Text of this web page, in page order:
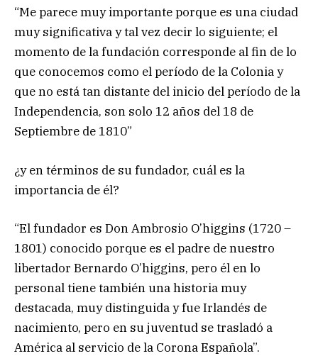
“Me parece muy importante porque es una ciudad
muy significativa y tal vez decir lo siguiente; el
momento de la fundación corresponde al fin de lo
que conocemos como el período de la Colonia y
que no está tan distante del inicio del período de la
Independencia, son solo 12 años del 18 de
Septiembre de 1810”
¿y en términos de su fundador, cuál es la
importancia de él?
“El fundador es Don Ambrosio O’higgins (1720 –
1801) conocido porque es el padre de nuestro
libertador Bernardo O’higgins, pero él en lo
personal tiene también una historia muy
destacada, muy distinguida y fue Irlandés de
nacimiento, pero en su juventud se trasladó a
América al servicio de la Corona Española”.